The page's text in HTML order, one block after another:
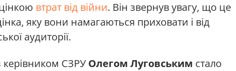
втрат від війни. Він звернув увагу, що це
яку вони намагаються приховати і від
аудиторії.
керівником СЗРУОлегом Луговським стало